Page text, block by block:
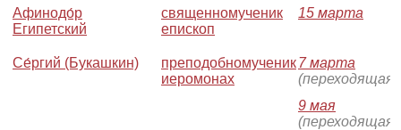
Афинодо́р
Египетский
священномученик
епископ
15 марта
Се́ргий (Букашкин)
преподобномученик
иеромонах
7 марта
(переходящая)
9 мая
(переходящая)